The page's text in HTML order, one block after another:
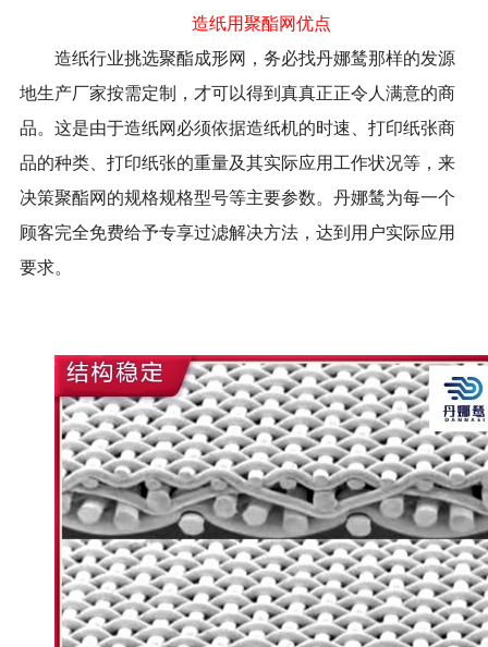
造纸用聚酯网优点
造纸行业挑选聚酯成形网，务必找丹娜鸶那样的发源
地生产厂家按需定制，才可以得到真真正正令人满意的商
品。这是由于造纸网必须依据造纸机的时速、打印纸张商
品的种类、打印纸张的重量及其实际应用工作状况等，来
决策聚酯网的规格规格型号等主要参数。丹娜鸶为每一个
顾客完全免费给予专享过滤解决方法，达到用户实际应用
要求。